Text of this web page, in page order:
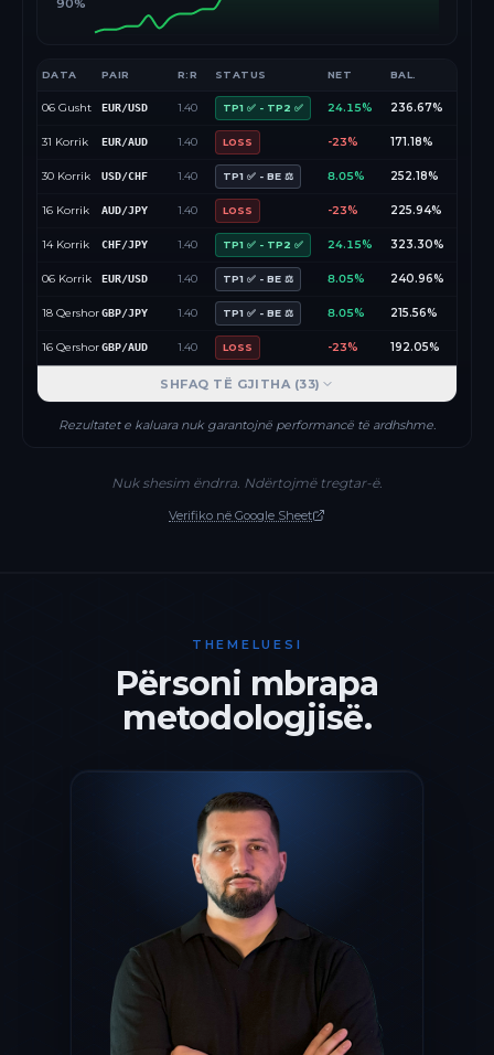
90%
DATA PAIR R:R STATUS NET BAL.
06 Gusht EUR/USD 1.40 TP1 ✅ - TP2 ✅ 24.15% 236.67%
31 Korrik EUR/AUD 1.40 LOSS -23% 171.18%
30 Korrik USD/CHF 1.40 TP1 ✅ - BE ⚖️ 8.05% 252.18%
16 Korrik AUD/JPY 1.40 LOSS -23% 225.94%
14 Korrik CHF/JPY 1.40 TP1 ✅ - TP2 ✅ 24.15% 323.30%
06 Korrik EUR/USD 1.40 TP1 ✅ - BE ⚖️ 8.05% 240.96%
18 QershorGBP/JPY 1.40 TP1 ✅ - BE ⚖️ 8.05% 215.56%
16 QershorGBP/AUD 1.40 LOSS -23% 192.05%
SHFAQ TË GJITHA (33)
Rezultatet e kaluara nuk garantojnë performancë të ardhshme.
Nuk shesim ëndrra. Ndërtojmë tregtar-ë.
Verifiko në Google Sheet
THEMELUESI
Përsoni mbrapa
metodologjisë.